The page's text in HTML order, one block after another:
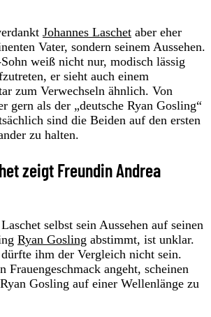
Johannes Laschet aber eher
Vater, sondern seinem Aussehen.
weiß nicht nur, modisch lässig
er sieht auch einem
zum Verwechseln ähnlich. Von
gern als der „deutsche Ryan Gosling“
sind die Beiden auf den ersten
zu halten.
zeigt Freundin Andrea
selbst sein Aussehen auf seinen
Ryan Gosling abstimmt, ist unklar.
ihm der Vergleich nicht sein.
Frauengeschmack angeht, scheinen
Gosling auf einer Wellenlänge zu